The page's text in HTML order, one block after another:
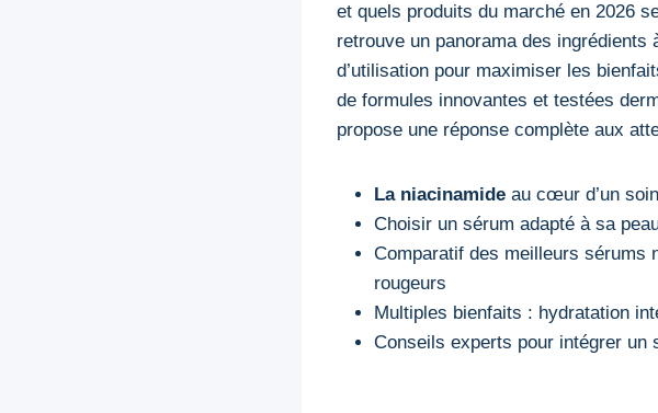
et quels produits du marché en 2026
retrouve un panorama des
d’utilisation pour maximiser les
de formules innovantes et testées
propose une réponse complète aux
La niacinamide au cœur d’un
Choisir un sérum adapté à sa
Comparatif des meilleurs sérums
rougeurs
Multiples bienfaits : hydratation
Conseils experts pour intégrer un